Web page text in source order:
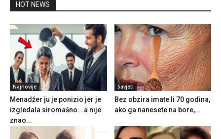
HOT NEWS
Najnovije
Menadžer ju je ponizio jer je
izgledala siromašno… a nije
znao...
Savjeti
Bez obzira imate li 70 godina,
ako ga nanesete na bore,...